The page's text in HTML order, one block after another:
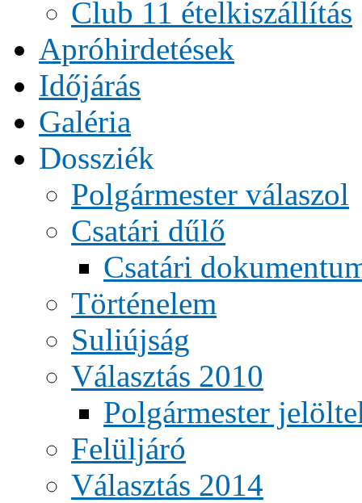
Club 11 ételkiszállítás
Apróhirdetések
Időjárás
Galéria
Dossziék
Polgármester válaszol
Csatári dűlő
Csatári
Történelem
Suliújság
Választás 2010
Polgármester
Felüljáró
Választás 2014